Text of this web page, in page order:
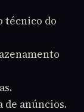
técnico do
de anúncios.